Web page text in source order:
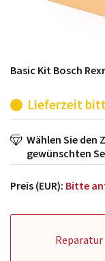
Basic Kit Bosch
Lieferzeit
Wählen Sie den
gewünschten
Preis (EUR): Bitte
Reparatur